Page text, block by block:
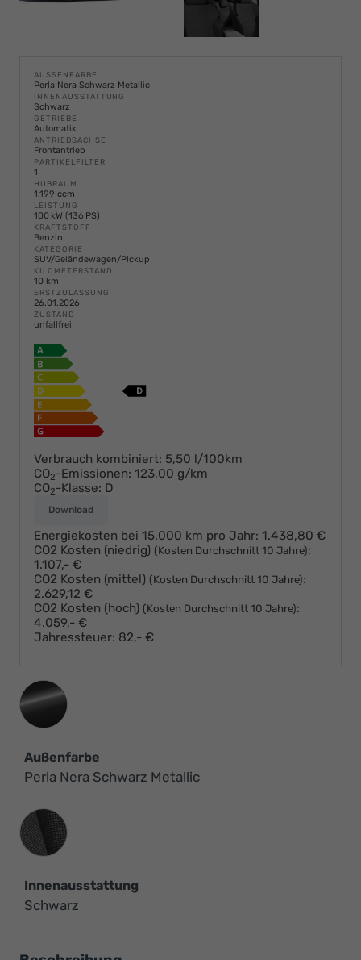
AUSSENFARBE
Perla Nera Schwarz Metallic
INNENAUSSTATTUNG
Schwarz
GETRIEBE
Automatik
ANTRIEBSACHSE
Frontantrieb
PARTIKELFILTER
1
HUBRAUM
1.199 ccm
LEISTUNG
100 kW (136 PS)
KRAFTSTOFF
Benzin
KATEGORIE
SUV/Geländewagen/Pickup
KILOMETERSTAND
10 km
ERSTZULASSUNG
26.01.2026
ZUSTAND
unfallfrei
Verbrauch kombiniert: 5,50 l/100km
CO2-Emissionen: 123,00 g/km
CO2-Klasse: D
Download
Energiekosten bei 15.000 km pro Jahr: 1.438,80 €
CO2 Kosten (niedrig) (Kosten Durchschnitt 10 Jahre):
1.107,- €
CO2 Kosten (mittel) (Kosten Durchschnitt 10 Jahre):
2.629,12 €
CO2 Kosten (hoch) (Kosten Durchschnitt 10 Jahre):
4.059,- €
Jahressteuer: 82,- €
Außenfarbe
Perla Nera Schwarz Metallic
Innenausstattung
Innenausstattung
Schwarz